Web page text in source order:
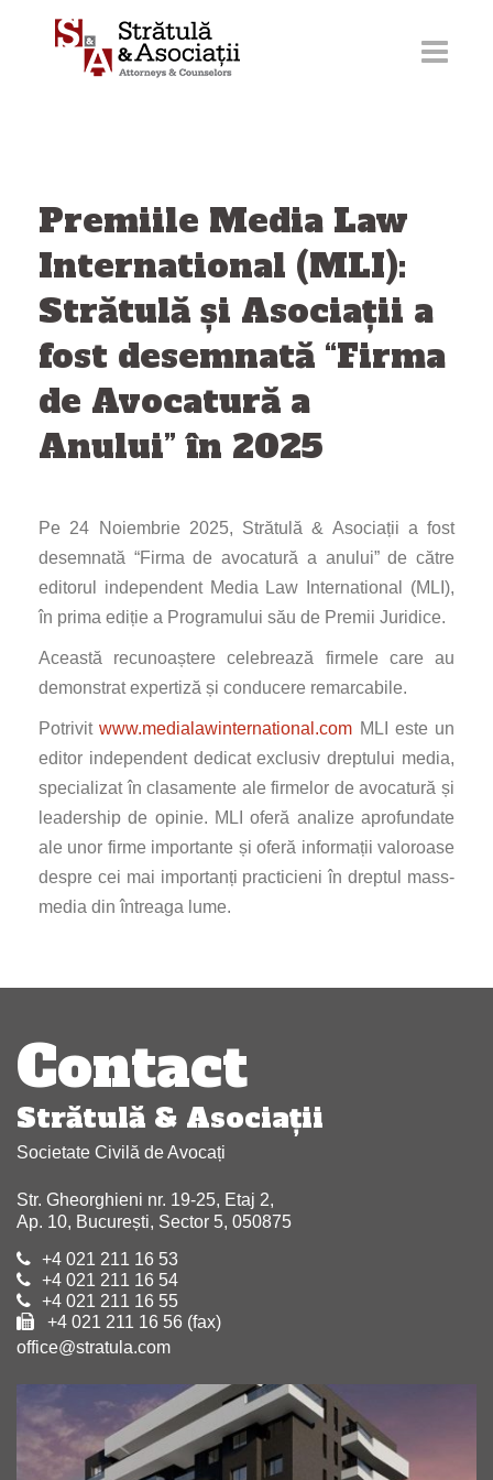
Premiile Media Law
International (MLI):
Strătulă și Asociații a
fost desemnată “Firma
de Avocatură a
Anului” în 2025
Pe 24 Noiembrie 2025, Strătulă & Asociații a fost
desemnată “Firma de avocatură a anului” de către
editorul independent Media Law International (MLI),
în prima ediție a Programului său de Premii Juridice.
Această recunoaștere celebrează firmele care au
demonstrat expertiză și conducere remarcabile.
Potrivitwww.medialawinternational.com MLI este un
editor independent dedicat exclusiv dreptului media,
specializat în clasamente ale firmelor de avocatură și
leadership de opinie. MLI oferă analize aprofundate
ale unor firme importante și oferă informații valoroase
despre cei mai importanți practicieni în dreptul mass-
media din întreaga lume.
Navigare
articole
Contact
Strătulă & Asociaţii
Societate Civilă de Avocați
Str. Gheorghieni nr. 19-25, Etaj 2,
Ap. 10, București, Sector 5, 050875
+4 021 211 16 53
+4 021 211 16 54
+4 021 211 16 55
+4 021 211 16 56 (fax)
office@stratula.com